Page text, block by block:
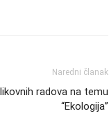
Naredni članak
radova na temu
“Ekologija”